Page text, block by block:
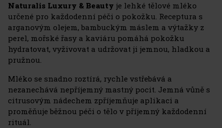
Naturalis Luxury & Beauty je lehké tělové mléko
určené pro každodenní péči o pokožku. Receptura s
arganovým olejem, bambuckým máslem a výtažky z
perel, mořské řasy a kaviáru pomáhá pokožku
hydratovat, vyživovat a udržovat ji jemnou, hladkou a
pružnou.
Mléko se snadno roztírá, rychle vstřebává a
nezanechává nepříjemný mastný pocit. Jemná vůně s
citrusovým nádechem zpříjemňuje aplikaci a
proměňuje běžnou péči o tělo v příjemný každodenní
rituál.